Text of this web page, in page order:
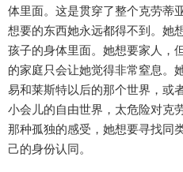
体里面。这是贯穿了整个克劳蒂
想要的东西她永远都得不到。她
孩子的身体里面。她想要家人，
的家庭只会让她觉得非常窒息。
易和莱斯特以后的那个世界，或
小会儿的自由世界，太危险对克
那种孤独的感受，她想要寻找同
己的身份认同。